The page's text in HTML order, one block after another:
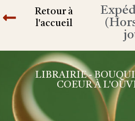
Retour à
l'accueil
LIBRAIRIE -
COEUR À